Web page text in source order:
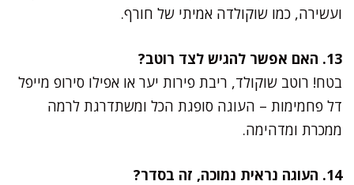
ועשירה, כמו שוקולדה אמיתי של חורף.
13. האם אפשר להגיש לצד רוטב?
בטח! רוטב שוקולד, ריבת פירות יער או אפילו סירופ מייפל
דל פחמימות – העוגה סופגת הכל ומשתדרגת לרמה
ממכרת ומדהימה.
14. העוגה נראית נמוכה, זה בסדר?